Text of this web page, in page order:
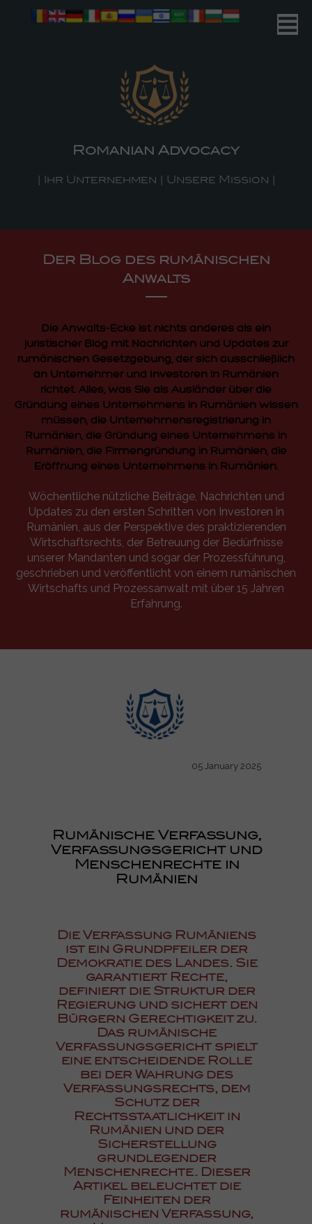
05 January 2025
Rumänische Verfassung,
Verfassungsgericht und
Menschenrechte in
Rumänien
Die Verfassung Rumäniens
ist ein Grundpfeiler der
Demokratie des Landes. Sie
garantiert Rechte,
definiert die Struktur der
Regierung und sichert den
Bürgern Gerechtigkeit zu.
Das rumänische
Verfassungsgericht spielt
eine entscheidende Rolle
bei der Wahrung des
Verfassungsrechts, dem
Schutz der
Rechtsstaatlichkeit in
Rumänien und der
Sicherstellung
grundlegender
Menschenrechte. Dieser
Artikel beleuchtet die
Feinheiten der
rumänischen Verfassung,
Der Blog des rumänischen
Anwalts
Die Anwalts-Ecke ist nichts anderes als ein
juristischer Blog mit Nachrichten und Updates zur
rumänischen Gesetzgebung, der sich ausschließlich
an Unternehmer und Investoren in Rumänien
richtet. Alles, was Sie als Ausländer über die
Gründung eines Unternehmens in Rumänien wissen
müssen, die Unternehmensregistrierung in
Rumänien, die Gründung eines Unternehmens in
Rumänien, die Firmengründung in Rumänien, die
Eröffnung eines Unternehmens in Rumänien.
Wöchentliche nützliche Beiträge, Nachrichten und
Updates zu den ersten Schritten von Investoren in
Rumänien, aus der Perspektive des praktizierenden
Wirtschaftsrechts, der Betreuung der Bedürfnisse
unserer Mandanten und sogar der Prozessführung,
geschrieben und veröffentlicht von einem rumänischen
Wirtschafts und Prozessanwalt mit über 15 Jahren
Erfahrung.
Romanian Advocacy
| Ihr Unternehmen | Unsere Mission |